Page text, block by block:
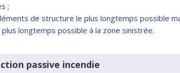
;
de structure le plus longtemps possible
longtemps possible à la zone sinistrée.
passive incendie